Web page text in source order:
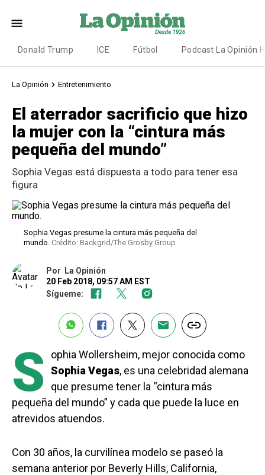
Donald Trump ICE Fútbol Podcast La Opinión
La Opinión Entretenimiento
El aterrador sacrificio que hizo
la mujer con la “cintura más
pequeña del mundo”
Sophia Vegas está dispuesta a todo para tener esa
figura
Sophia Vegas presume la cintura más pequeña del
mundo. Crédito: Backgrid/The Grosby Group
Por
La Opinión
20 Feb 2018, 09:57 AM EST
Sígueme:
S
ophia Wollersheim, mejor conocida como
Sophia Vegas, es una celebridad alemana
que presume tener la “cintura más
pequeña del mundo” y cada que puede la luce en
atrevidos atuendos.
Con 30 años, la curvilínea modelo se paseó la
semana anterior por Beverly Hills, California,